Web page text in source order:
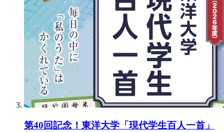
第40回記念！東洋大学「現代学生百人一首」